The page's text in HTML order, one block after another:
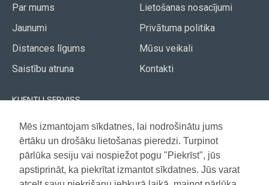
Mēs izmantojam sīkdatnes, lai nodrošinātu jums
ērtāku un drošāku lietošanas pieredzi. Turpinot
pārlūka sesiju vai nospiežot pogu "Piekrīst", jūs
apstiprināt, ka piekrītat izmantot sīkdatnes. Jūs varat
Par mums
Jaunumi
Distances līgums
Saistību atruna
Lietošanas nosacījumi
Privātuma politika
Mūsu veikali
Kontakti
KLIENTU SERVISS
Piegāde
Apmaksa
Garantija
Akcijas avīze
Vietnes karte